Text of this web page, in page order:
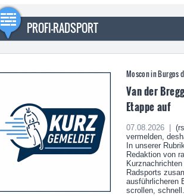
PROFI-RADSPORT
Moscon in Burgos
Van der
Etappe auf
07.08.2026 |
vermelden,
In unserer
Redaktion von
Radsports
ausführlicheren
scrollen,
Newsletter: